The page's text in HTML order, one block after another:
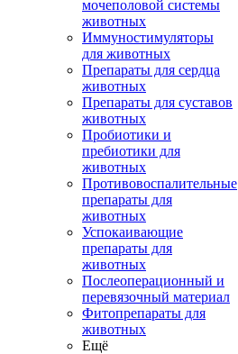
мочеполовой системы
животных
Иммуностимуляторы
для животных
Препараты для сердца
животных
Препараты для суставов
животных
Пробиотики и
пребиотики для
животных
Противовоспалительные
препараты для
животных
Успокаивающие
препараты для
животных
Послеоперационный и
перевязочный материал
Фитопрепараты для
животных
Ещё